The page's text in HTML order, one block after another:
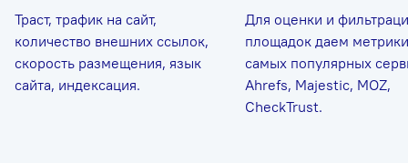
Траст, трафик на сайт,
количество внешних ссылок,
скорость размещения, язык
сайта, индексация.
Для оценки и
площадок даем
самых популярных
Ahrefs, Majestic, MOZ,
CheckTrust.